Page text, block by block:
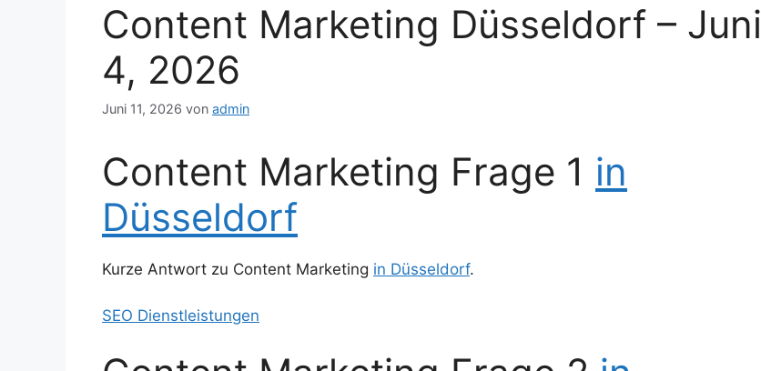
Content Marketing Düsseldorf – Juni
4, 2026
Juni 11, 2026 von admin
Content Marketing Frage 1 in
Düsseldorf
Kurze Antwort zu Content Marketing in Düsseldorf.
SEO Dienstleistungen